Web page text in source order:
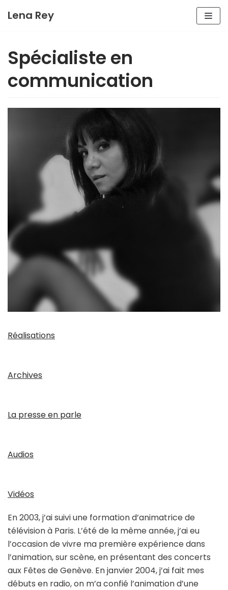
Aller
Lena Rey
Spécialiste en
communication
Réalisations
Archives
La presse en parle
Audios
Vidéos
En 2003, j’ai suivi une formation d’animatrice de
télévision à Paris. L’été de la même année, j’ai eu
l’occasion de vivre ma première expérience dans
l’animation, sur scène, en présentant des concerts
aux Fêtes de Genève. En janvier 2004, j’ai fait mes
débuts en radio, on m’a confié l’animation d’une